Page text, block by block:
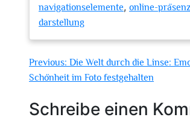
navigationselemente, online-präsenz
darstellung
Beitragsnavigation
Previous: Die Welt durch die Linse:
Schönheit im Foto festgehalten
Schreibe einen